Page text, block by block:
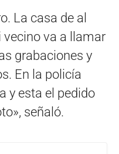
La casa de al
vecino va a llamar
grabaciones y
En la policía
y esta el pedido
señaló.